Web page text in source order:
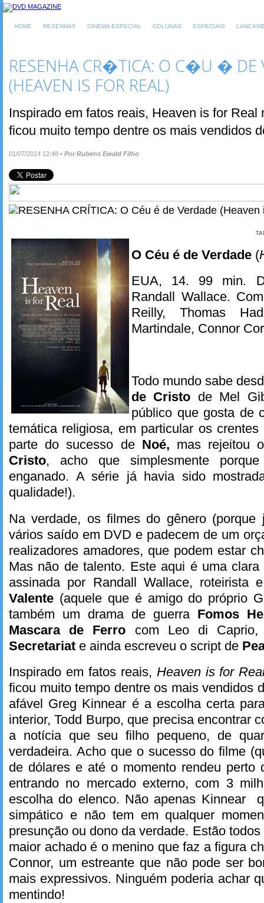
HOME RESENHAS CINEMA ESPECIAL COLUNAS ESPECIAIS
RESENHA CR�TICA: O C�U � DE
(HEAVEN IS FOR REAL)
Inspirado em fatos reais, Heaven is for Real
ficou muito tempo dentre os mais vendidos
01/07/2014 12:48 • Por Rubens Ewald Filho
O Céu é de Verdade (
EUA, 14. 99 min.
Randall Wallace.
Reilly, Thomas
Martindale, Connor
Todo mundo sabe
de Cristo de Mel
público que gosta de
temática religiosa, em particular os
parte do sucesso de Noé, mas rejeitou
Cristo, acho que simplesmente
enganado. A série já havia sido
qualidade!).
Na verdade, os filmes do gênero
vários saído em DVD e padecem de um
realizadores amadores, que podem estar
Mas não de talento. Este aqui é uma
assinada por Randall Wallace, roteirista
Valente (aquele que é amigo do próprio
também um drama de guerra Fomos
Mascara de Ferro com Leo di
Secretariat e ainda escreveu o script de
Inspirado em fatos reais, Heaven is for
ficou muito tempo dentre os mais vendidos
afável Greg Kinnear é a escolha certa
interior, Todd Burpo, que precisa encontrar
a notícia que seu filho pequeno, de
verdadeira. Acho que o sucesso do filme
de dólares e até o momento rendeu perto
entrando no mercado externo, com 3
escolha do elenco. Não apenas Kinnear
simpático e não tem em qualquer
presunção ou dono da verdade. Estão
maior achado é o menino que faz a figura
Connor, um estreante que não pode ser
mais expressivos. Ninguém poderia achar
mentindo!